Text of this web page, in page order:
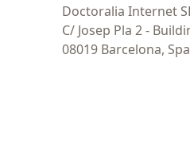
Doctoralia Internet
C/ Josep Pla 2 -
08019 Barcelona,